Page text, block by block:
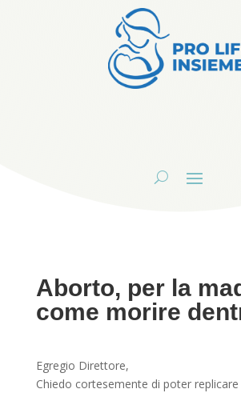
Aborto, per la
come morire
Egregio Direttore,
Chiedo cortesemente di poter replicare